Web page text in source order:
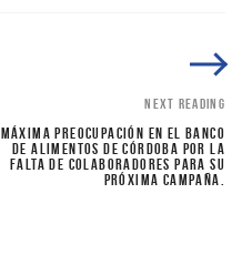
NEXT READING
MÁXIMA PREOCUPACIÓN EN EL BANCO
DE ALIMENTOS DE CÓRDOBA POR LA
FALTA DE COLABORADORES PARA SU
PRÓXIMA CAMPAÑA.